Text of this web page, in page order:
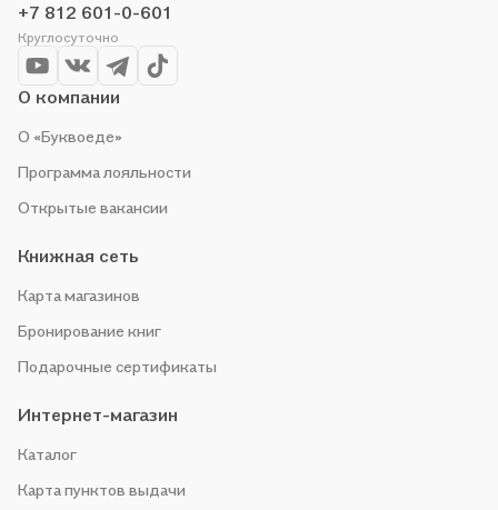
организуем конкурсы и проводим акции. Оставайтесь с нами,
чтобы не упустить выгоду!
+7 812 601-0-601
Круглосуточно
О компании
О «Буквоеде»
Программа лояльности
Открытые вакансии
Книжная сеть
Карта магазинов
Бронирование книг
Подарочные сертификаты
Интернет-магазин
Каталог
Карта пунктов выдачи